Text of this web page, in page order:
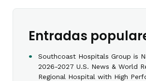
Entradas
Southcoast Hospitals Group is
2026-2027 U.S. News & World
Regional Hospital with High